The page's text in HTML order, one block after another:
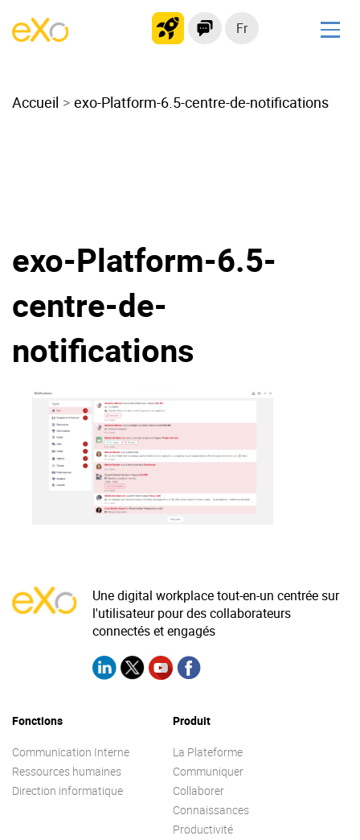
Fr
Intranet moderne
Microsoft 365
Produit
Pourquoi eXo
Internationalisation
Mobile
No code
Intégrations
Sécurité
Open source
Offre Enterprise
Offre Professionnelle
Accueil exo-Platform-6.5-centre-de-notifications
exo-Platform-6.5-
centre-de-
notifications
Une digital workplace tout-en-un centrée sur
l'utilisateur pour des collaborateurs
connectés et engagés
Fonctions
Communication Interne
Ressources humaines
Direction informatique
Produit
La Plateforme
Communiquer
Collaborer
Connaissances
Productivité